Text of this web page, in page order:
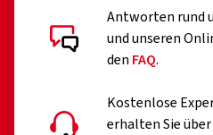
Antworten rund
und unseren
den FAQ.
Kostenlose
erhalten Sie